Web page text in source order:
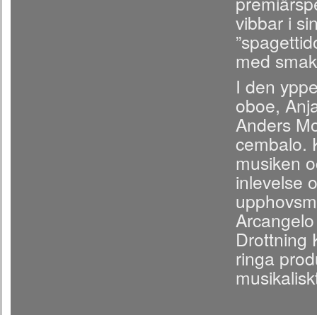
vibbar i
med
I den
oboe,
Anders
cembalo.
musiken
inlevelse
Drottning
ringa